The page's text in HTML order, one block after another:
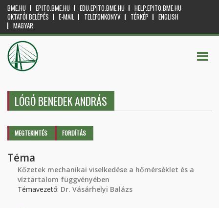
BME.HU EPITO.BME.HU EDU.EPITO.BME.HU
HELP.EPITO.BME.HU
OKTATÓI BELÉPÉS
E-MAIL TELEFONKÖNYV TÉRKÉP
ENGLISH
MAGYAR
LÓGÓ BENEDEK ANDRÁS
Elsődleges fülek
MEGTEKINTÉS (AKTÍVFORDÍTÁS
Téma
Kőzetek mechanikai viselkedése a hőmérséklet és a
víztartalom függvényében
Témavezető: Dr. Vásárhelyi Balázs